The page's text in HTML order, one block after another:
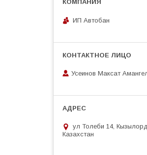
ИП Автобан
Усеинов Максат
ул Толеби 14,
Казахстан